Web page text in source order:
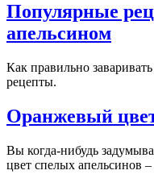
Популярные
апельсином
Как правильно
рецепты.
Оранжевый
Вы когда-нибудь
цвет спелых апельсинов